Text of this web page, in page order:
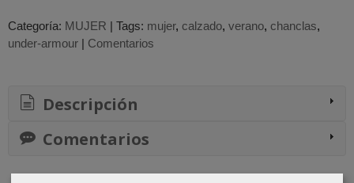
Categoría: MUJER | Tags: mujer calzado verano chanclas
under-armour | Comentarios
Descripción
Comentarios